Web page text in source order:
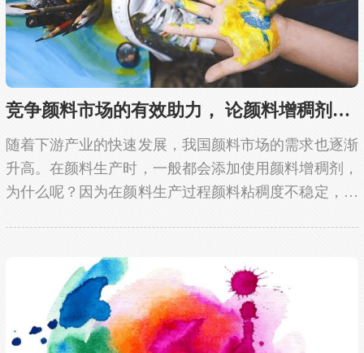
竞争颜料市场的有效助力， 论颜料增稠剂是如...
随着下游产业的快速发展，我国颜料市场的需求也逐渐
升高。在颜料生产时，一般都会添加使用颜料增稠剂，
为什么呢？因为在颜料生产过程颜料粘稠度不稳定，不